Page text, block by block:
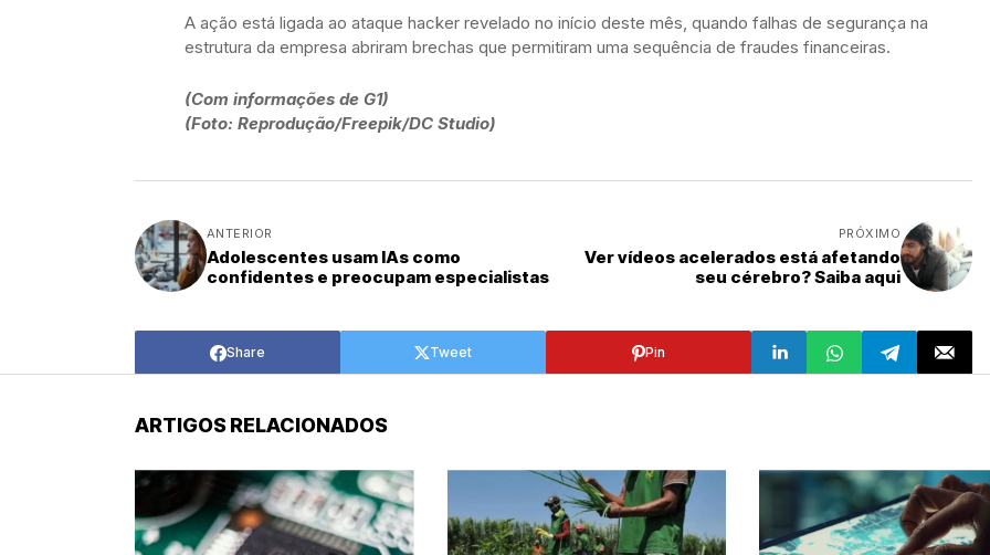
A ação está ligada ao ataque hacker revelado no início deste mês, quando falhas de segurança na
estrutura da empresa abriram brechas que permitiram uma sequência de fraudes financeiras.
(Com informações de G1)
(Foto: Reprodução/Freepik/DC Studio)
ANTERIOR
Adolescentes usam IAs como
confidentes e preocupam especialistas
PRÓXIMO
Ver vídeos acelerados está afetando
seu cérebro? Saiba aqui
Share Tweet Pin
ARTIGOS RELACIONADOS